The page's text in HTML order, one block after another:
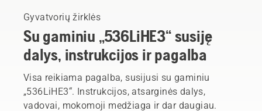
Gyvatvorių žirklės
Su gaminiu „536LiHE3“ susiję
dalys, instrukcijos ir pagalba
Visa reikiama pagalba, susijusi su gaminiu
„536LiHE3“. Instrukcijos, atsarginės dalys,
vadovai, mokomoji medžiaga ir dar daugiau.